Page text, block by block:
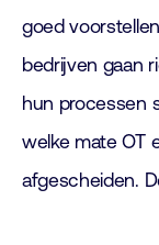
goed
bedrijven gaan
hun processen
welke mate OT
afgescheiden.